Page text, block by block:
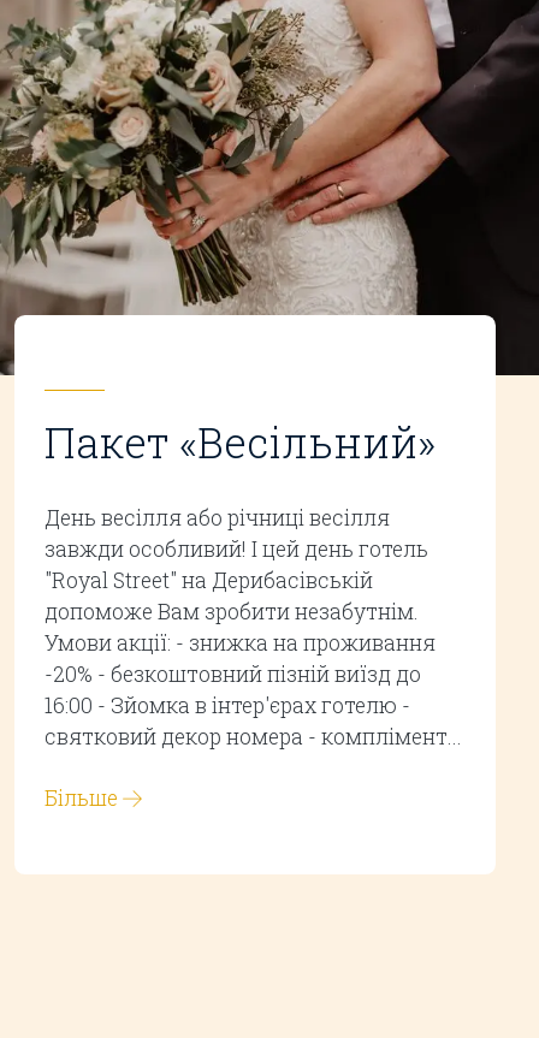
Пакет «Весільний»
День весілля або річниці весілля
завжди особливий! І цей день готель
"Royal Street" на Дерибасівській
допоможе Вам зробити незабутнім.
Умови акції: - знижка на проживання
-20% - безкоштовний пізній виїзд до
16:00 - Зйомка в інтер'єрах готелю -
святковий декор номера - комплімент...
Більше